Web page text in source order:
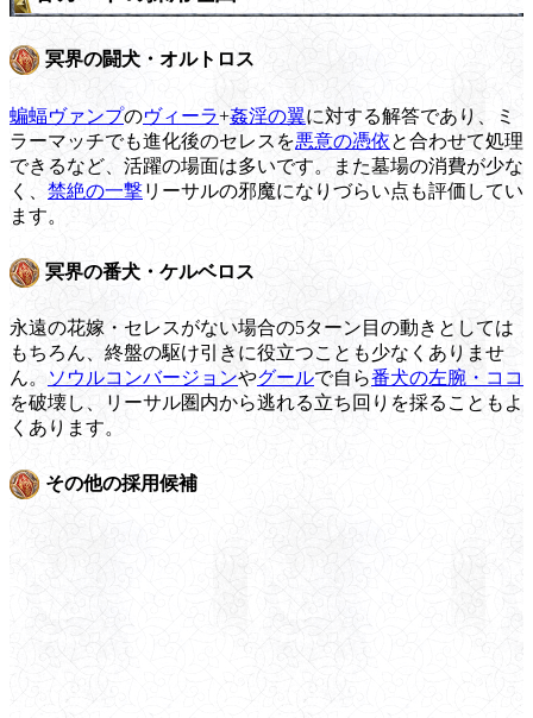
冥界の闘犬・オルトロス
蝙蝠ヴァンプのヴィーラ+姦淫の翼に対する解答であり、ミ
ラーマッチでも進化後のセレスを悪意の憑依と合わせて処理
できるなど、活躍の場面は多いです。また墓場の消費が少な
く、 禁絶の一撃リーサルの邪魔になりづらい点も評価してい
ます。
冥界の番犬・ケルベロス
永遠の花嫁・セレスがない場合の5ターン目の動きとしては
もちろん、終盤の駆け引きに役立つことも少なくありませ
ん。
ソウルコンバージョンやグールで自ら番犬の左腕・ココ
を破壊し、リーサル圏内から逃れる立ち回りを採ることもよ
くあります。
その他の採用候補